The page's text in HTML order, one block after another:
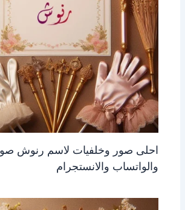
احلى صور وخلفيات لاسم رنوش
والواتساب والانستجرام